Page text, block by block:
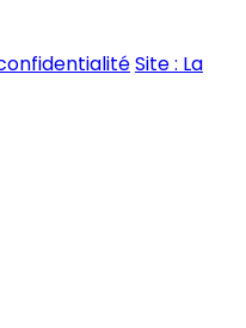
Site : La